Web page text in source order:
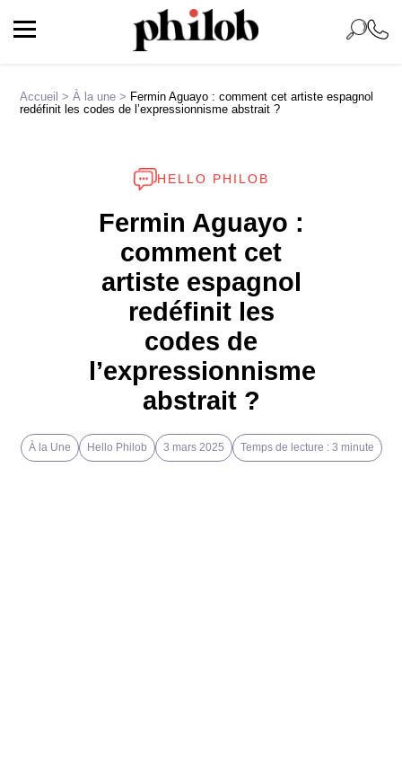
Accueil >À la une > Fermin Aguayo : comment cet artiste espagnol
redéfinit les codes de l’expressionnisme abstrait ?
HELLO PHILOB
Fermin Aguayo :
comment cet
artiste espagnol
redéfinit les
codes de
l’expressionnisme
abstrait ?
À la Une Hello Philob 3 mars 2025 Temps de lecture : 3 minute